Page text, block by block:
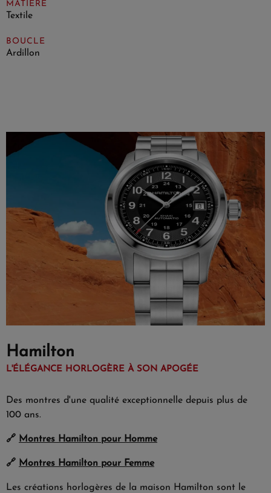
MATIÈRE
Textile
BOUCLE
Ardillon
Hamilton
L'ÉLÉGANCE HORLOGÈRE À SON APOGÉE
Des montres d'une qualité exceptionnelle depuis plus de
100 ans.
🔗 Montres Hamilton pour Homme
🔗 Montres Hamilton pour Femme
Les créations horlogères de la maison Hamilton sont le